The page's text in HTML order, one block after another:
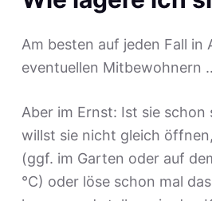
Am besten auf jeden Fall in
eventuellen Mitbewohnern
Aber im Ernst: Ist sie schon
willst sie nicht gleich
(ggf. im Garten oder auf
°C) oder löse schon mal